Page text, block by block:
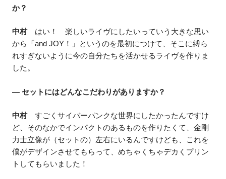
か？
中村はい！ 楽しいライヴにしたいっていう大きな思い
から「and JOY！」というのを最初につけて、そこに縛ら
れすぎないように今の自分たちを活かせるライヴを作りま
した。
― セットにはどんなこだわりがありますか？
中村すごくサイバーパンクな世界にしたかったんですけ
ど、そのなかでインパクトのあるものを作りたくて、金剛
力士立像が（セットの）左右にいるんですけども、これを
僕がデザインさせてもらって、めちゃくちゃデカくプリン
トしてもらいました！